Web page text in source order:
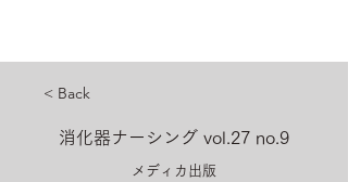
< Back
消化器ナーシング vol.27 no.9
メディカ出版